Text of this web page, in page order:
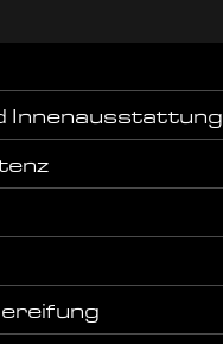
Innenausstattung